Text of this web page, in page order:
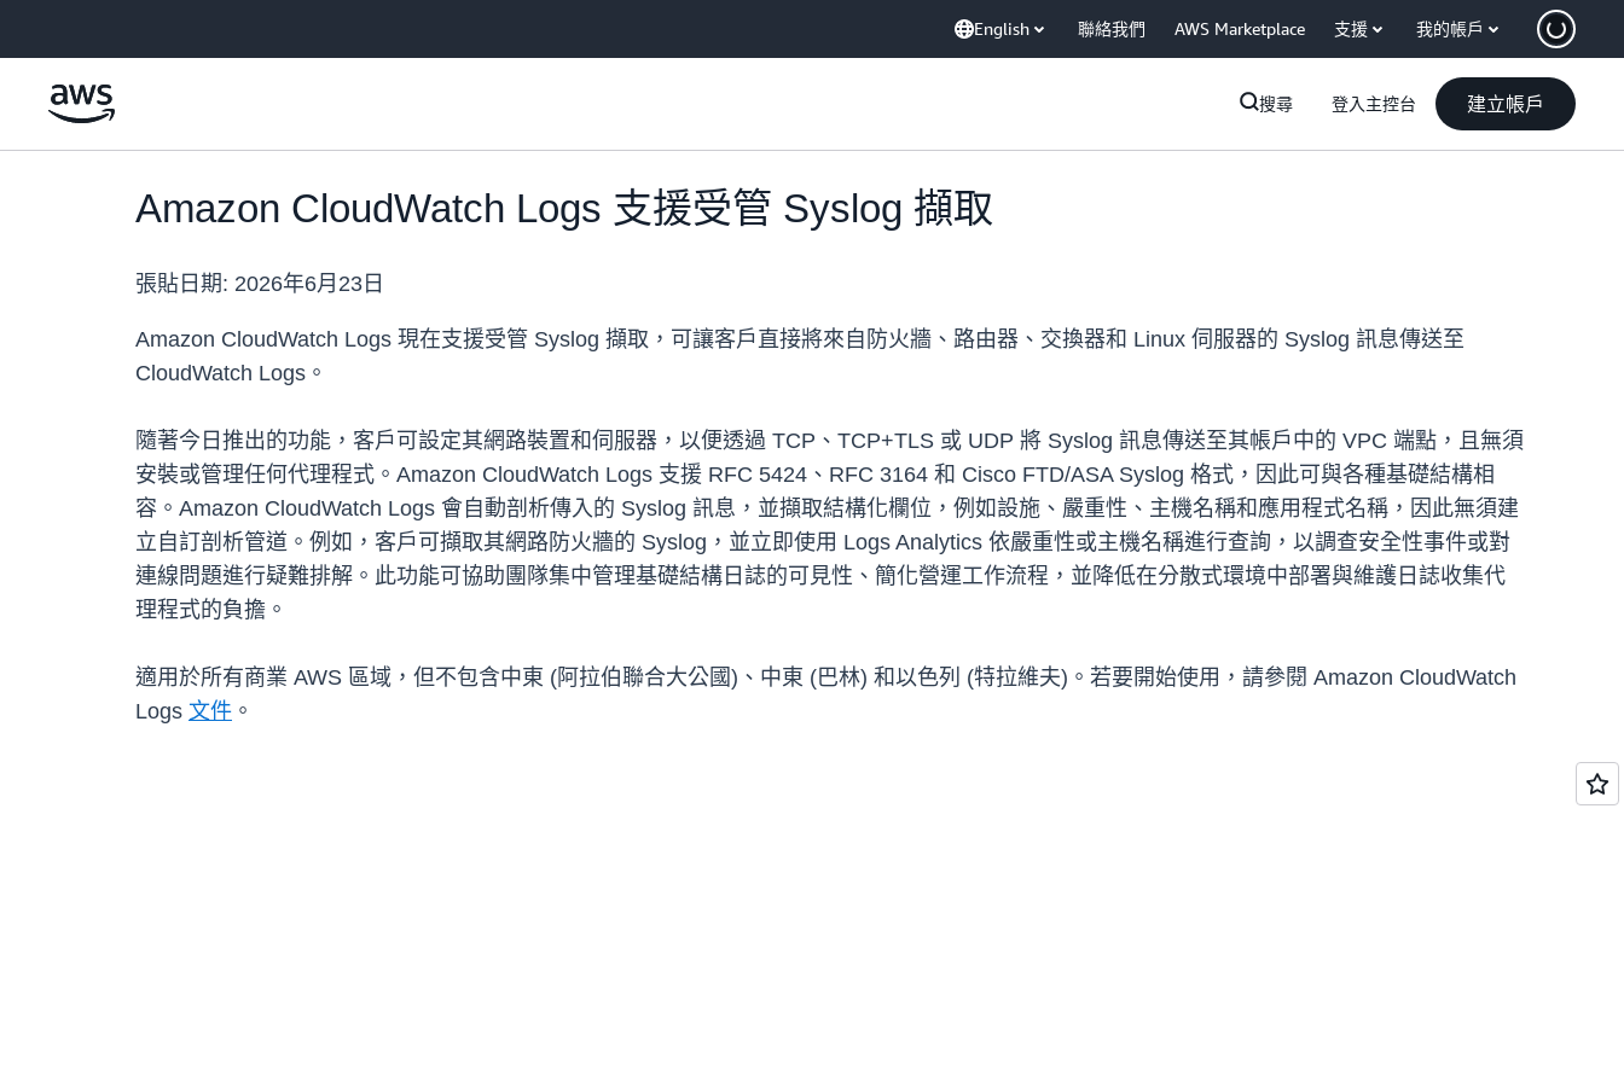
English 聯絡我們 AWS Marketplace 支援 我的帳戶
搜尋 登入主控台 建立帳戶
Amazon CloudWatch Logs 支援受管 Syslog 擷取
張貼日期: 2026年6月23日
Amazon CloudWatch Logs 現在支援受管 Syslog 擷取，可讓客戶直接將來自防火牆、路由器、交換器和 Linux 伺服器的 Syslog 訊息傳送至
CloudWatch Logs。
隨著今日推出的功能，客戶可設定其網路裝置和伺服器，以便透過 TCP、TCP+TLS 或 UDP 將 Syslog 訊息傳送至其帳戶中的 VPC 端點，且無須
安裝或管理任何代理程式。Amazon CloudWatch Logs 支援 RFC 5424、RFC 3164 和 Cisco FTD/ASA Syslog 格式，因此可與各種基礎結構相
容。Amazon CloudWatch Logs 會自動剖析傳入的 Syslog 訊息，並擷取結構化欄位，例如設施、嚴重性、主機名稱和應用程式名稱，因此無須建
立自訂剖析管道。例如，客戶可擷取其網路防火牆的 Syslog，並立即使用 Logs Analytics 依嚴重性或主機名稱進行查詢，以調查安全性事件或對
連線問題進行疑難排解。此功能可協助團隊集中管理基礎結構日誌的可見性、簡化營運工作流程，並降低在分散式環境中部署與維護日誌收集代
理程式的負擔。
適用於所有商業 AWS 區域，但不包含中東 (阿拉伯聯合大公國)、中東 (巴林) 和以色列 (特拉維夫)。若要開始使用，請參閱 Amazon CloudWatch
Logs 文件 。